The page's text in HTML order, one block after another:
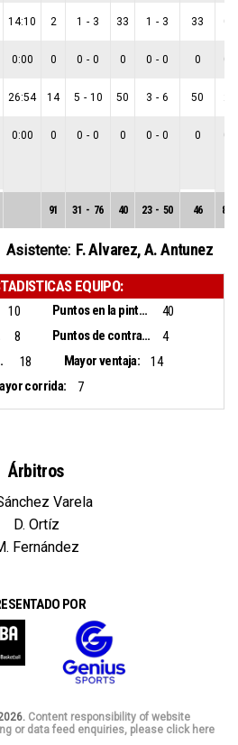
14:10 2 1 - 3 33 1 - 3 33 0
0:00 0 0 - 0 0 0 - 0 0 0
26:54 14 5 - 10 50 3 - 6 50 2
0:00 0 0 - 0 0 0 - 0 0 0
91 31 - 76 40 23 - 50 46 8
Asistente: F. Alvarez,A. Antunez
EQUIPO:
10 Puntos en la pintura:
40
8 Puntos de contra ataque:
4
18 Mayor ventaja:
14
corrida:
7
Árbitros
Varela
D. Ortíz
Fernández
POR
Content responsibility of website
or data feed enquiries, please click here